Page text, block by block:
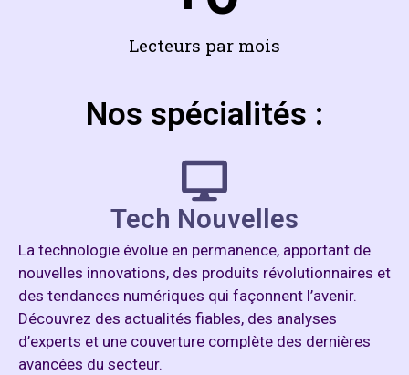
Lecteurs par mois
Nos spécialités :
Tech Nouvelles
La technologie évolue en permanence, apportant de
nouvelles innovations, des produits révolutionnaires et
des tendances numériques qui façonnent l’avenir.
Découvrez des actualités fiables, des analyses
d’experts et une couverture complète des dernières
avancées du secteur.